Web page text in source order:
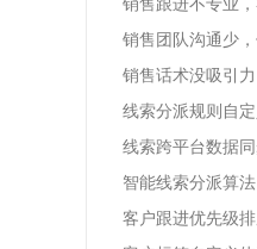
销售团队沟通少
销售话术没吸引
线索分派规则自
线索跨平台数据
智能线索分派算
客户跟进优先级